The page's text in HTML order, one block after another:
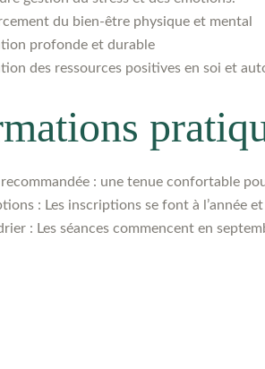
du bien-être physique et mental
profonde et durable
des ressources positives en soi et
recommandée : une tenue confortable
: Les inscriptions se font à l’année
: Les séances commencent en